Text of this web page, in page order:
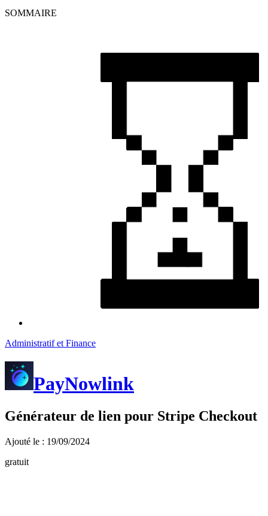
SOMMAIRE
Administratif et Finance
PayNowlink
Générateur de lien pour Stripe Checkout
Ajouté le : 19/09/2024
gratuit